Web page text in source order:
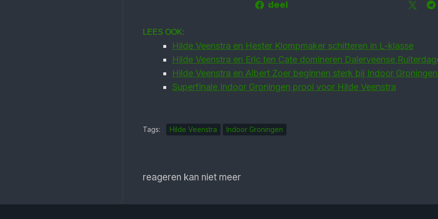
deel
LEES OOK:
Hilde Veenstra en Hester Klompmaker schitteren in L-klasse
Hilde Veenstra en Eric ten Cate domineren Dalerveense
Hilde Veenstra en Albert Zoer beginnen sterk bij Indoor Groningen
Superfinale Indoor Groningen prooi voor Hilde Veenstra
Tags: Hilde Veenstra Indoor Groningen
reageren kan niet meer